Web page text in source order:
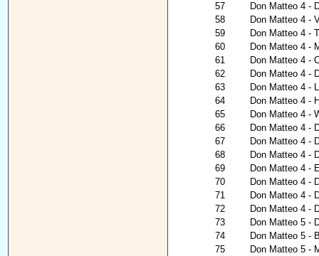
57
Don Matteo 4 -
58
Don Matteo 4 -
59
Don Matteo 4 -
60
Don Matteo 4 -
61
Don Matteo 4 -
62
Don Matteo 4 -
63
Don Matteo 4 -
64
Don Matteo 4 -
65
Don Matteo 4 -
66
Don Matteo 4 -
67
Don Matteo 4 -
68
Don Matteo 4 -
69
Don Matteo 4 -
70
Don Matteo 4 -
71
Don Matteo 4 -
72
Don Matteo 4 -
73
Don Matteo 5 -
74
Don Matteo 5 -
75
Don Matteo 5 -